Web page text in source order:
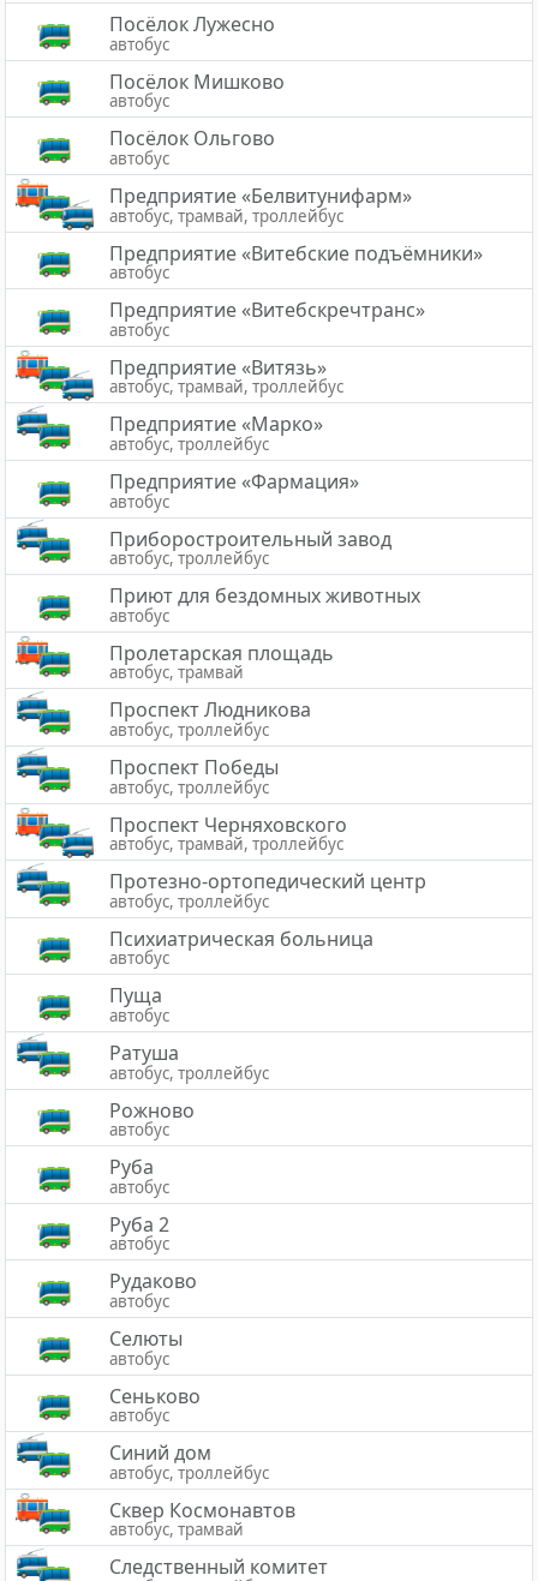
Посёлок Лужесно
автобус
Посёлок Мишково
автобус
Посёлок Ольгово
автобус
Предприятие «Белвитунифарм»
автобус, трамвай, троллейбус
Предприятие «Витебские подъёмники»
автобус
Предприятие «Витебскречтранс»
автобус
Предприятие «Витязь»
автобус, трамвай, троллейбус
Предприятие «Марко»
автобус, троллейбус
Предприятие «Фармация»
автобус
Приборостроительный завод
автобус, троллейбус
Приют для бездомных животных
автобус
Пролетарская площадь
автобус, трамвай
Проспект Людникова
автобус, троллейбус
Проспект Победы
автобус, троллейбус
Проспект Черняховского
автобус, трамвай, троллейбус
Протезно-ортопедический центр
автобус, троллейбус
Психиатрическая больница
автобус
Пуща
автобус
Ратуша
автобус, троллейбус
Рожново
автобус
Руба
автобус
Руба 2
автобус
Рудаково
автобус
Селюты
автобус
Сеньково
автобус
Синий дом
автобус, троллейбус
Сквер Космонавтов
автобус, трамвай
Следственный комитет